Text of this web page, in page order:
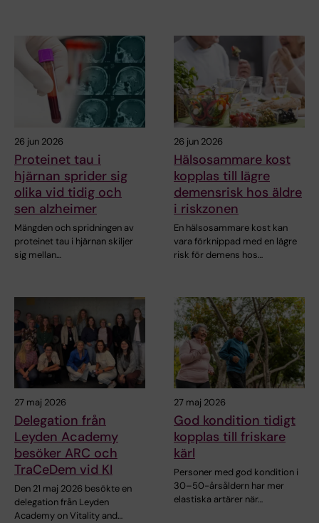
26 jun 2026
Proteinet tau i
hjärnan sprider sig
olika vid tidig och
sen alzheimer
Mängden och spridningen av
proteinet tau i hjärnan skiljer
sig mellan…
26 jun 2026
Hälsosammare kost
kopplas till lägre
demensrisk hos äldre
i riskzonen
En hälsosammare kost kan
vara förknippad med en lägre
risk för demens hos…
27 maj 2026
Delegation från
Leyden Academy
besöker ARC och
TraCeDem vid KI
Den 21 maj 2026 besökte en
delegation från Leyden
Academy on Vitality and…
27 maj 2026
God kondition tidigt
kopplas till friskare
kärl
Personer med god kondition i
30–50-årsåldern har mer
elastiska artärer när…